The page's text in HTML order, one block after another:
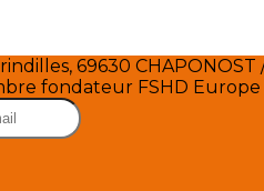
69630
fondateur FSHD